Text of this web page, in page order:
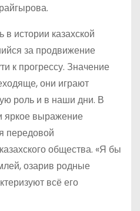
истории казахской
за продвижение
к прогрессу. Значение
они играют
роль и в наши дни. В
яркое выражение
передовой
общества. «Я бы
озарив родные
всё его